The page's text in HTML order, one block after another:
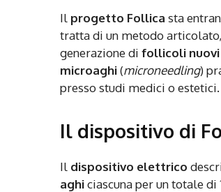
Il progetto Follica sta
tratta di un metodo
generazione di follicoli nuovi
microaghi(microneedling)
presso studi medici o estetici.
Il dispositivo di
Il dispositivo elettrico
aghiciascuna per un totale